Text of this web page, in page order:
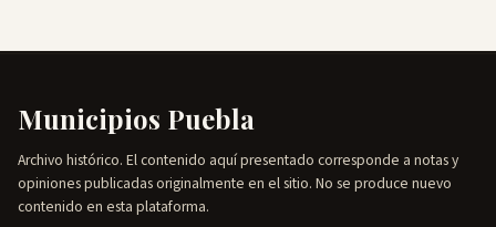
Municipios Puebla
Archivo histórico. El contenido aquí presentado corresponde a notas y
opiniones publicadas originalmente en el sitio. No se produce nuevo
contenido en esta plataforma.